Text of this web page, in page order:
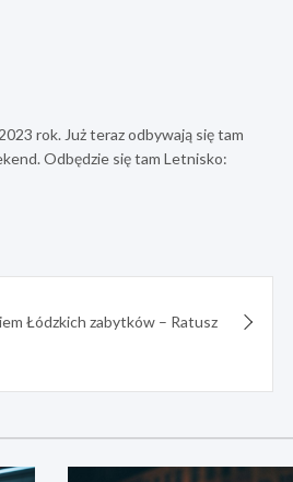
rok. Już teraz odbywają się tam
Odbędzie się tam Letnisko:
Łódzkich zabytków – Ratusz